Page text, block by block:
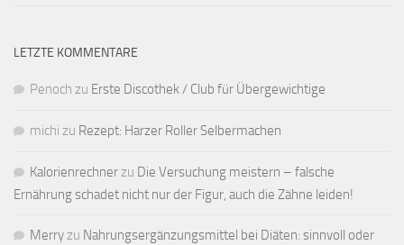
LETZTE KOMMENTARE
Penoch zu Erste Discothek / Club für Übergewichtige
michi zu Rezept: Harzer Roller Selbermachen
Kalorienrechnerzu Die Versuchung meistern – falsche
Ernährung schadet nicht nur der Figur, auch die Zähne leiden!
Merryzu Nahrungsergänzungsmittel bei Diäten: sinnvoll oder